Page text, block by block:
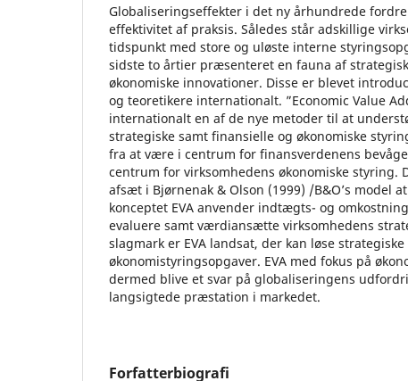
Globaliseringseffekter i det ny århundrede
effektivitet af praksis. Således står adskillige
tidspunkt med store og uløste interne
sidste to årtier præsenteret en fauna af
økonomiske innovationer. Disse er blevet
og teoretikere internationalt. ”Economic Value
internationalt en af de nye metoder til at
strategiske samt finansielle og økonomiske
fra at være i centrum for finansverdenens
centrum for virksomhedens økonomiske styring.
afsæt i Bjørnenak & Olson (1999) /B&O’s model
konceptet EVA anvender indtægts- og
evaluere samt værdiansætte virksomhedens
slagmark er EVA landsat, der kan løse strategiske
økonomistyringsopgaver. EVA med fokus på
dermed blive et svar på globaliseringens
langsigtede præstation i markedet.
Forfatterbiografi